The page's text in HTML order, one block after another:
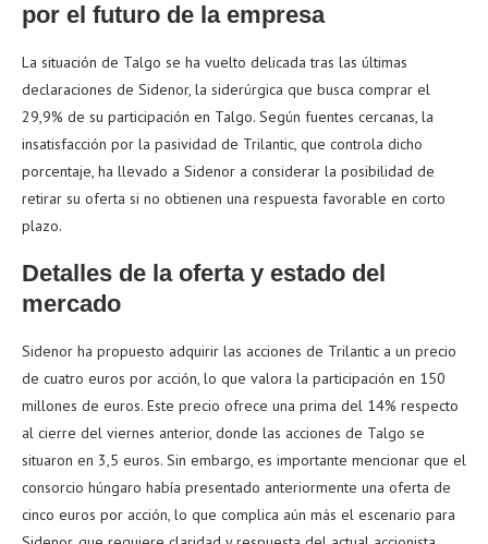
por el futuro de la empresa
La situación de Talgo se ha vuelto delicada tras las últimas
declaraciones de Sidenor, la siderúrgica que busca comprar el
29,9% de su participación en Talgo. Según fuentes cercanas, la
insatisfacción por la pasividad de Trilantic, que controla dicho
porcentaje, ha llevado a Sidenor a considerar la posibilidad de
retirar su oferta si no obtienen una respuesta favorable en corto
plazo.
Detalles de la oferta y estado del
mercado
Sidenor ha propuesto adquirir las acciones de Trilantic a un precio
de cuatro euros por acción, lo que valora la participación en 150
millones de euros. Este precio ofrece una prima del 14% respecto
al cierre del viernes anterior, donde las acciones de Talgo se
situaron en 3,5 euros. Sin embargo, es importante mencionar que el
consorcio húngaro había presentado anteriormente una oferta de
cinco euros por acción, lo que complica aún más el escenario para